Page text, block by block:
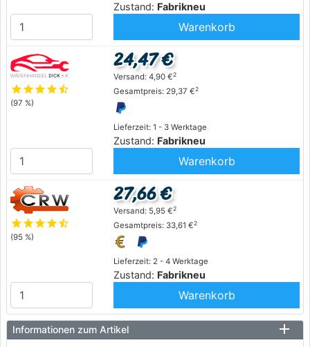
Zustand: Fabrikneu
Warenkorb
starstarstarstarstar_half
(97 %)
Lieferzeit: 1 - 3 Werktage
Zustand: Fabrikneu
24,47 €
Versand: 4,90 €2
Gesamtpreis: 29,37 €2
Warenkorb
starstarstarstarstar_half
(95 %)
Lieferzeit: 2 - 4 Werktage
Zustand: Fabrikneu
27,66 €
Versand: 5,95 €2
Gesamtpreis: 33,61 €2
Warenkorb
Informationen zum Artikel